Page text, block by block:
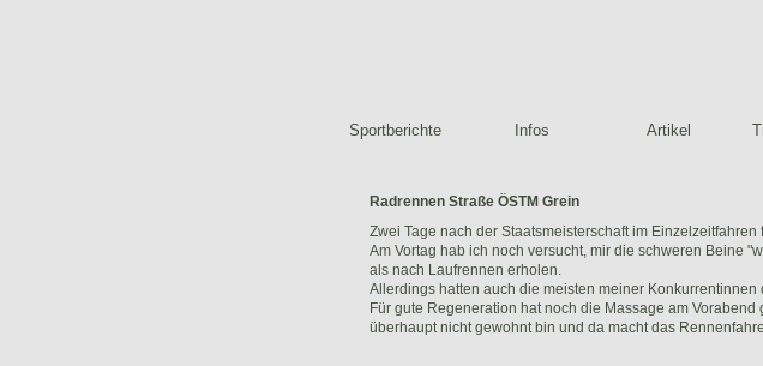
Sportberichte Infos Artikel
Radrennen Straße ÖSTM Grein
Zwei Tage nach der Staatsmeisterschaft im
Am Vortag hab ich noch versucht, mir die schweren Beine
als nach Laufrennen erholen.
Allerdings hatten auch die meisten meiner
Für gute Regeneration hat noch die Massage am
überhaupt nicht gewohnt bin und da macht das